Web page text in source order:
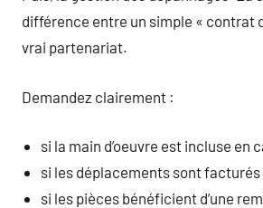
différence entre un simple « contrat
vrai partenariat.
Demandez clairement :
si la main d’oeuvre est incluse en
si les déplacements sont facturés
si les pièces bénéficient d’une